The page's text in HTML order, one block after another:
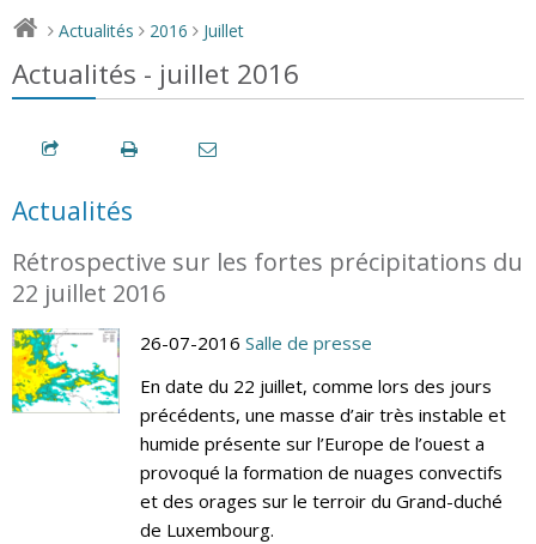
> Actualités > 2016 > Juillet
Actualités - juillet 2016
Actualités
Rétrospective sur les fortes précipitations du
22 juillet 2016
26-07-2016 Salle de presse
En date du 22 juillet, comme lors des jours
précédents, une masse d’air très instable et
humide présente sur l’Europe de l’ouest a
provoqué la formation de nuages convectifs
et des orages sur le terroir du Grand-duché
de Luxembourg.